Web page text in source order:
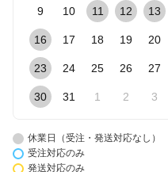
9 10 11 12 13
16 17 18 19 20
23 24 25 26 27
30 31 1 2 3
休業日（受注・発送対応なし）
受注対応のみ
発送対応のみ